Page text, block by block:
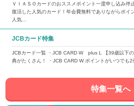
ＶＩＡＳＯカードのおススメポイント一度申し込み停
復活した人気のカード！年会費無料でありながらポイ
人気...
JCBカード特集
JCBカード一覧 ・JCB CARD W plus L 【39歳以下
典がたくさん！ ・JCB CARD W ポイントがいつでも2
特集一覧へ